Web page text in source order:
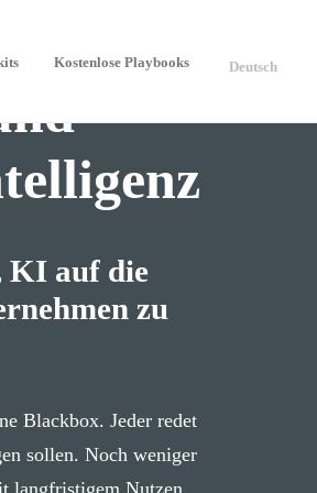
Kostenlose Playbooks Deutsch
KI auf die
zu
Blackbox. Jeder redet
sollen. Noch weniger
langfristigem Nutzen